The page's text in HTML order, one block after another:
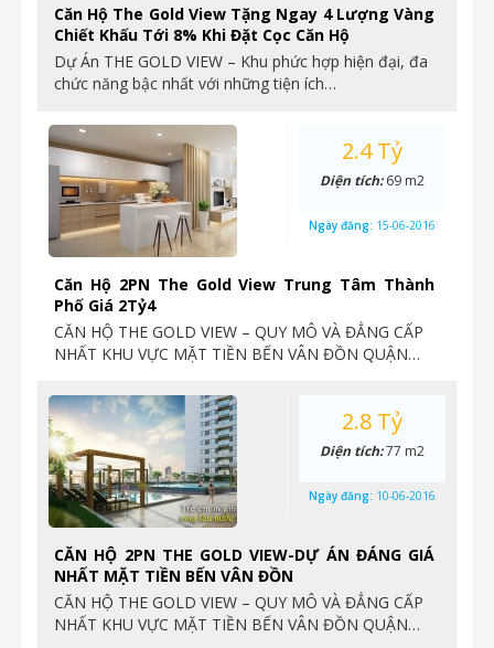
Căn Hộ The Gold View Tặng Ngay 4 Lượng Vàng
Chiết Khấu Tới 8% Khi Đặt Cọc Căn Hộ
Dự Án THE GOLD VIEW – Khu phức hợp hiện đại, đa
chức năng bậc nhất với những tiện ích…
Căn Hộ 2PN The Gold View Trung Tâm Thành
Phố Giá 2Tỷ4
CĂN HỘ THE GOLD VIEW – QUY MÔ VÀ ĐẲNG CẤP
NHẤT KHU VỰC MẶT TIỀN BẾN VÂN ĐỒN QUẬN…
2.4 Tỷ
Diện tích:69 m2
Ngày đăng: 15-06-2016
CĂN HỘ 2PN THE GOLD VIEW-DỰ ÁN ĐÁNG GIÁ
NHẤT MẶT TIỀN BẾN VÂN ĐỒN
CĂN HỘ THE GOLD VIEW – QUY MÔ VÀ ĐẲNG CẤP
NHẤT KHU VỰC MẶT TIỀN BẾN VÂN ĐỒN QUẬN…
2.8 Tỷ
Diện tích:77 m2
Ngày đăng: 10-06-2016